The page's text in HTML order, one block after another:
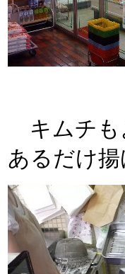
キムチも
あるだけ